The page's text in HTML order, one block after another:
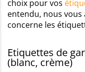
choix pour vos
entendu, nous
concerne les
Etiquettes de
(blanc, crème)